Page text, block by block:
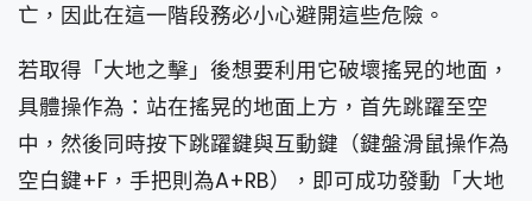
亡，因此在這一階段務必小心避開這些危險。
若取得「大地之擊」後想要利用它破壞搖晃的地面，
具體操作為：站在搖晃的地面上方，首先跳躍至空
中，然後同時按下跳躍鍵與互動鍵（鍵盤滑鼠操作為
空白鍵+F，手把則為A+RB），即可成功發動「大地